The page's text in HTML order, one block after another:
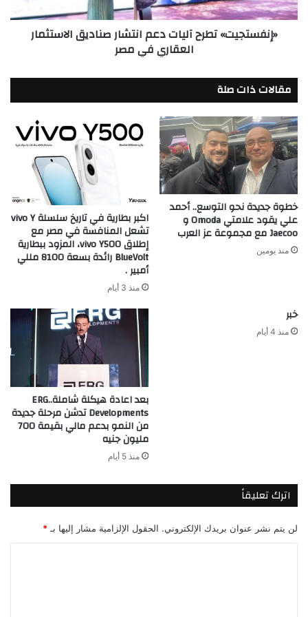
العقاري
في
«إنفستجيت» تطرح آليات دعم انتشار صناديق الاستثمار
العقاري في مصر
مقالات ذات صلة
خطوة جديدة نحو التوسع.. أحمد
علي يقود علامتي Omoda و
Jaecoo مع مجموعة عز العرب
منذ يومين
اكبر بطارية في تاريخ سلسلة vivo Y
تشعل المنافسة في مصر مع
إطلاق vivo Y500، المزود ببطارية
BlueVolt رائدة بسعة 8100 مللي
أمبير .
منذ 3 أيام
خبر
منذ 4 أيام
بعد اعادة هيكلة شاملة..ERG
Developments تدشن مرحلة جديدة
من النمو بدعم مالي بقيمة 700
مليون جنيه
منذ 5 أيام
اترك تعليقاً
لن يتم نشر عنوان بريدك الإلكتروني. الحقول الإلزامية مشار إليها بـ *